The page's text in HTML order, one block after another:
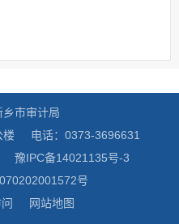
市审计局
楼
电话：0373-3696631
豫IPC备14021135号-3
号
网站地图